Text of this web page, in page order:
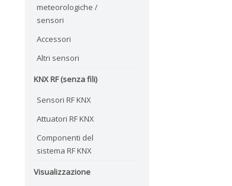
meteorologiche /
sensori
Accessori
Altri sensori
KNX RF (senza fili)
Sensori RF KNX
Attuatori RF KNX
Componenti del
sistema RF KNX
Visualizzazione